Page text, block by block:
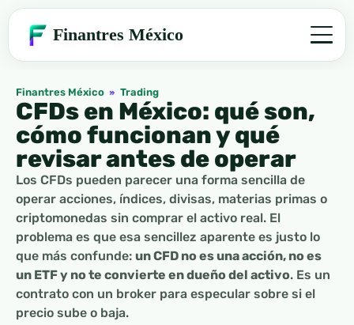
Finantres México
Finantres México » Trading
CFDs en México: qué son,
cómo funcionan y qué
revisar antes de operar
Los CFDs pueden parecer una forma sencilla de
operar acciones, índices, divisas, materias primas o
criptomonedas sin comprar el activo real. El
problema es que esa sencillez aparente es justo lo
que más confunde: un CFD no es una acción, no es
un ETF y no te convierte en dueño del activo. Es un
contrato con un broker para especular sobre si el
precio sube o baja.